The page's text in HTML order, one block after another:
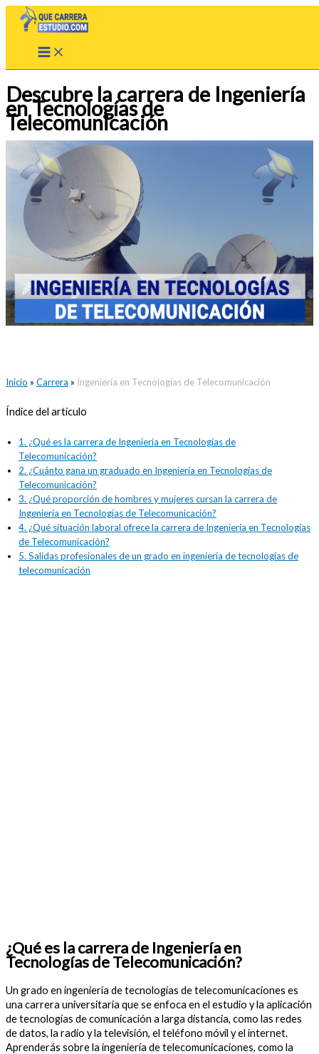
Descubre la carrera de Ingeniería
en Tecnologías de
Telecomunicación
Inicio » Carrera » Ingeniería en Tecnologías de Telecomunicación
Índice del artículo
1. ¿Qué es la carrera de Ingeniería en Tecnologías de
Telecomunicación?
2. ¿Cuánto gana un graduado en Ingeniería en Tecnologías de
Telecomunicación?
3. ¿Qué proporción de hombres y mujeres cursan la carrera de
Ingeniería en Tecnologías de Telecomunicación?
4. ¿Qué situación laboral ofrece la carrera de Ingeniería en Tecnologías
de Telecomunicación?
5. Salidas profesionales de un grado en ingeniería de tecnologías de
telecomunicación
¿Qué es la carrera de Ingeniería en
Tecnologías de Telecomunicación?
Un grado en ingeniería de tecnologías de telecomunicaciones es
una carrera universitaria que se enfoca en el estudio y la aplicación
de tecnologías de comunicación a larga distancia, como las redes
de datos, la radio y la televisión, el teléfono móvil y el internet.
Aprenderás sobre la ingeniería de telecomunicaciones, como la